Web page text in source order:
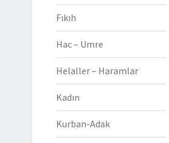
Fıkıh
Hac – Umre
Helaller – Haramlar
Kadın
Kurban-Adak